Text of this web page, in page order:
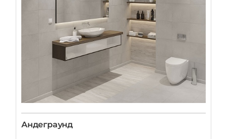
Андеграунд